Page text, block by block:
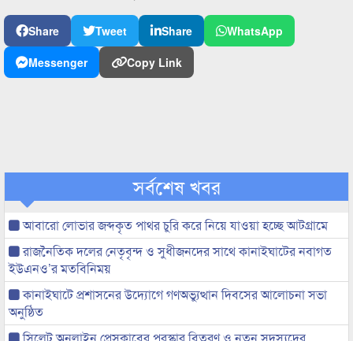
Share Tweet Share
WhatsApp
Messenger
Copy Link
সর্বশেষ খবর
আবারো লোভার জব্দকৃত পাথর চুরি করে নিয়ে যাওয়া হচ্ছে আটগ্রামে
রাজনৈতিক দলের নেতৃবৃন্দ ও সুধীজনদের সাথে কানাইঘাটের নবাগত
ইউএনও’র মতবিনিময়
কানাইঘাটে প্রশাসনের উদ্যোগে গণঅভ্যুত্থান দিবসের আলোচনা সভা
অনুষ্ঠিত